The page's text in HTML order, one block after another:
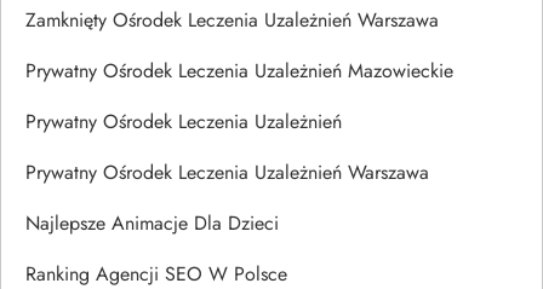
Zamknięty Ośrodek Leczenia Uzależnień Warszawa
Prywatny Ośrodek Leczenia Uzależnień Mazowieckie
Prywatny Ośrodek Leczenia Uzależnień
Prywatny Ośrodek Leczenia Uzależnień Warszawa
Najlepsze Animacje Dla Dzieci
Ranking Agencji SEO W Polsce